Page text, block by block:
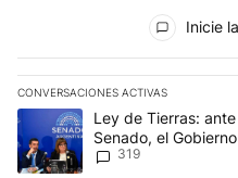
Inicie
CONVERSACIONES ACTIVAS
Este listado muestra los
Un artículo de tendencia con
Ley de Tierras:
Senado, el
del proyecto
319